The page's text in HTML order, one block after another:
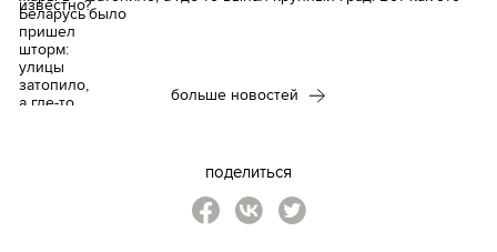
было
больше новостей
поделиться